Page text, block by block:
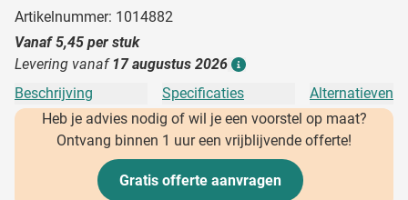
Artikelnummer: 1014882
Vanaf5,45 per stuk
Levering vanaf 17 augustus 2026
Beschrijving Specificaties
Alternatieven
Heb je advies nodig of wil je een voorstel op maat?
Ontvang binnen 1 uur een vrijblijvende offerte!
Gratis offerte aanvragen